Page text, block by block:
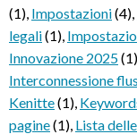
(1), Impostazioni(4),
legali(1),
Innovazione 2025(1)
Interconnessione
Kenitte(1),
pagine(1), Lista